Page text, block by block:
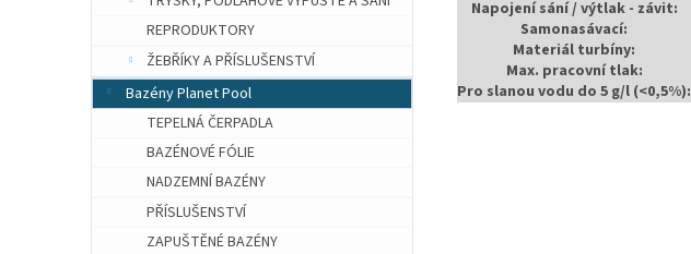
REPRODUKTORY
ŽEBŘÍKY A PŘÍSLUŠENSTVÍ
Bazény Planet Pool
TEPELNÁ ČERPADLA
BAZÉNOVÉ FÓLIE
NADZEMNÍ BAZÉNY
PŘÍSLUŠENSTVÍ
ZAPUŠTĚNÉ BAZÉNY
Napojení sání / výtlak - závit:
Samonasávací:
Materiál turbíny:
Max. pracovní tlak:
Pro slanou vodu do 5 g/l (<0,5%):